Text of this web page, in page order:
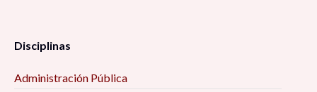
Disciplinas
Administración Pública